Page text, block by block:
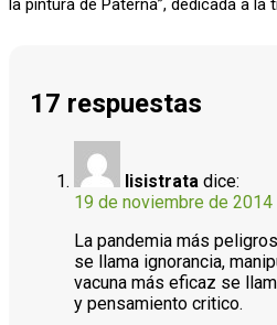
la pintura de Paterna”, dedicada a
17 respuestas
lisistrata dice:
19 de noviembre de 2014
La pandemia más
se llama ignorancia,
vacuna más eficaz se
y pensamiento critico.